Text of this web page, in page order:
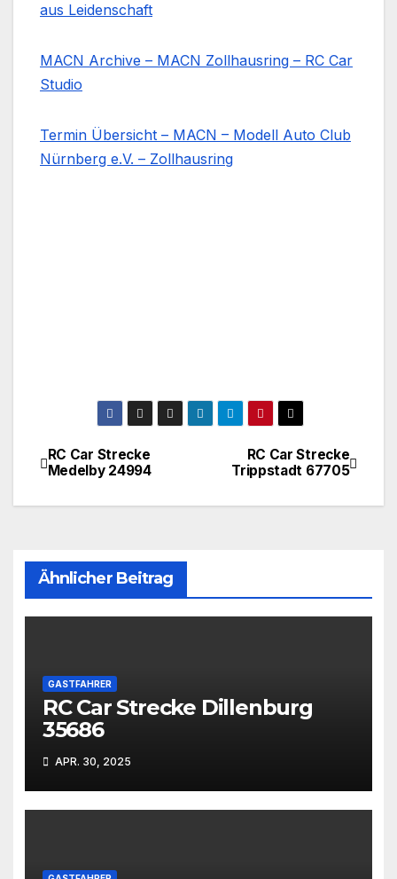
aus Leidenschaft
MACN Archive – MACN Zollhausring – RC Car
Studio
Termin Übersicht – MACN – Modell Auto Club
Nürnberg e.V. – Zollhausring
BeitragsnavigationRC Car Strecke
Trippstadt 67705
RC Car Strecke
Medelby 24994
Ähnlicher Beitrag
GASTFAHRER
RC Car Strecke Dillenburg
35686
APR. 30, 2025